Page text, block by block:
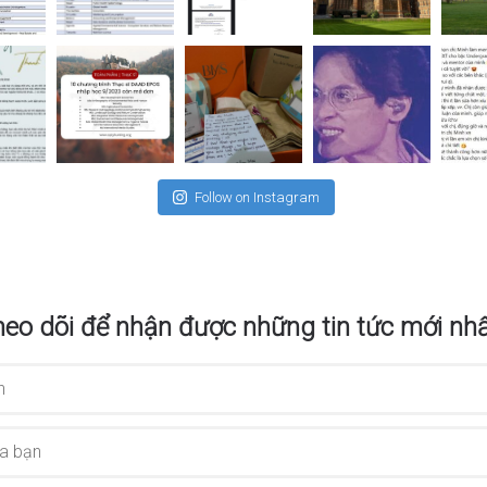
Follow on Instagram
dõi để nhận được những tin tức mới